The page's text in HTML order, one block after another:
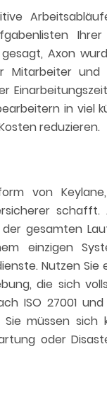
Axon
und
in viel
reduzieren.
von
gesamten
einzigen
Nutzen Sie
die sich
ISO 27001 und
müssen sich
oder